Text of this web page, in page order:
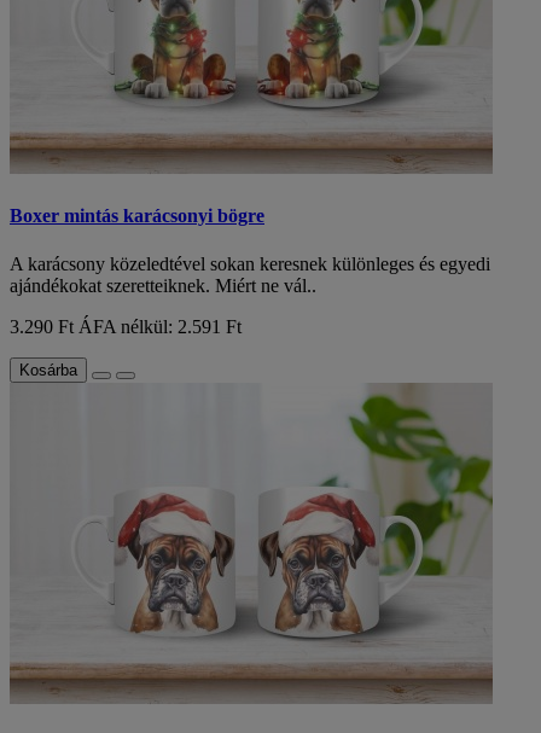
Boxer mintás karácsonyi bögre
A karácsony közeledtével sokan keresnek különleges és egyedi
ajándékokat szeretteiknek. Miért ne vál..
3.290 Ft ÁFA nélkül: 2.591 Ft
Kosárba